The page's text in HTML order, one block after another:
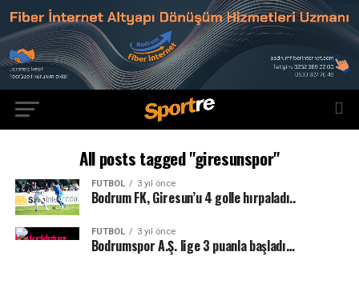
All posts tagged "giresunspor"
FUTBOL 3 yıl önce
Bodrum FK, Giresun’u 4 golle hırpaladı..
FUTBOL 3 yıl önce
Bodrumspor A.Ş. lige 3 puanla başladı…